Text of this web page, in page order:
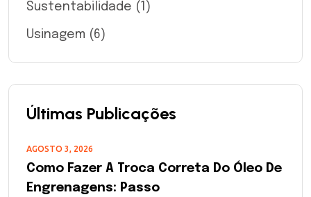
Sustentabilidade (1)
Usinagem (6)
Últimas Publicações
AGOSTO 3, 2026
Como Fazer A Troca Correta Do Óleo De
Engrenagens: Passo